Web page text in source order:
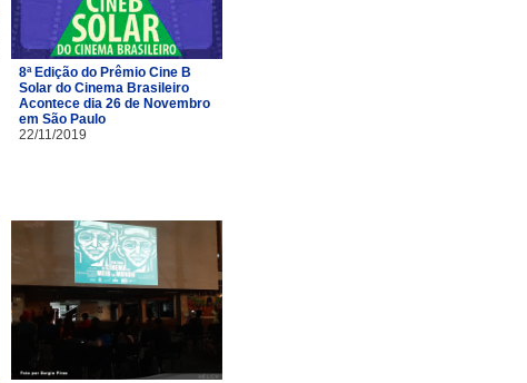
8ª Edição do Prêmio Cine B
Solar do Cinema Brasileiro
Acontece dia 26 de Novembro
em São Paulo
22/11/2019